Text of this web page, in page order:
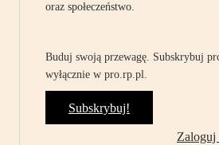
oraz społeczeństwo.
Buduj swoją przewagę. Subskrybuj
wyłącznie w pro.rp.pl.
Subskrybuj!
Zaloguj